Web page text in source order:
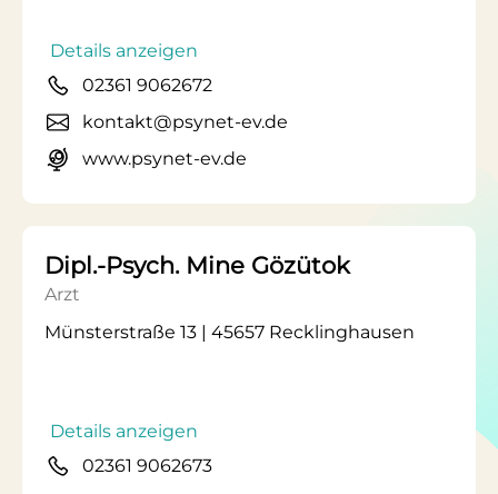
Details anzeigen
02361 9062672
kontakt@psynet-ev.de
www.psynet-ev.de
Dipl.-Psych. Mine Gözütok
Arzt
Münsterstraße 13 | 45657 Recklinghausen
Details anzeigen
02361 9062673